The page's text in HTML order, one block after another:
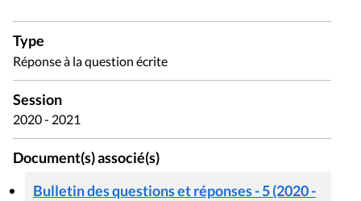
Type
Réponse à la question écrite
Session
2020 - 2021
Document(s) associé(s)
Bulletin des questions et réponses - 5 (2020 -